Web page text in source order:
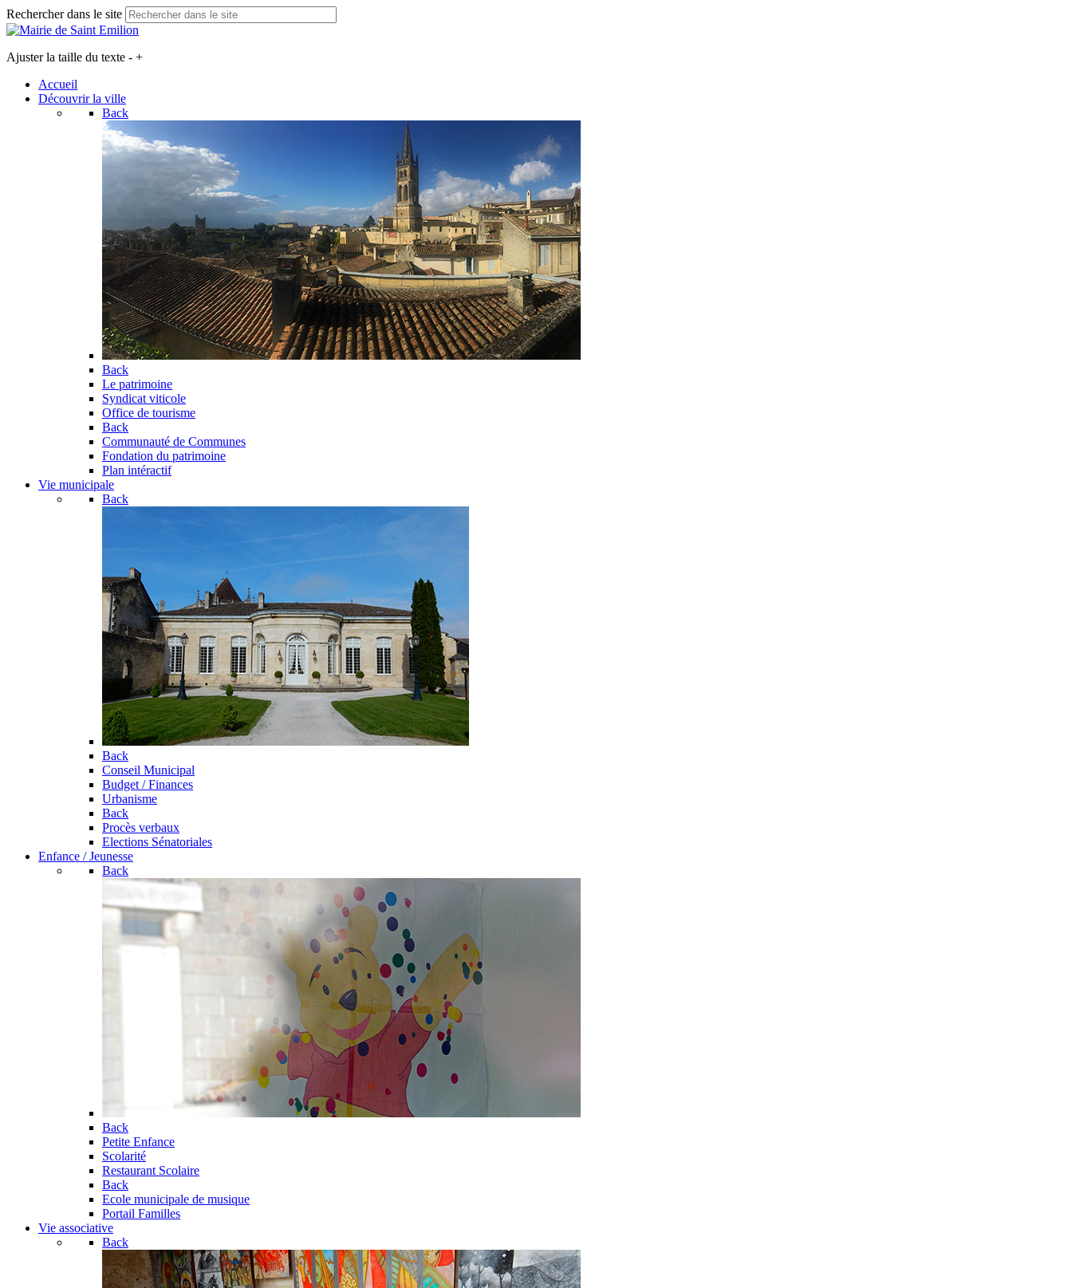
Rechercher dans le site
Ajuster la taille du texte - +
Accueil
Découvrir la ville
Back
Back
Le patrimoine
Syndicat viticole
Office de tourisme
Back
Communauté de Communes
Fondation du patrimoine
Plan intéractif
Vie municipale
Back
Back
Conseil Municipal
Budget / Finances
Urbanisme
Back
Procès verbaux
Elections Sénatoriales
Enfance / Jeunesse
Back
Back
Petite Enfance
Scolarité
Restaurant Scolaire
Back
Ecole municipale de musique
Portail Familles
Vie associative
Back